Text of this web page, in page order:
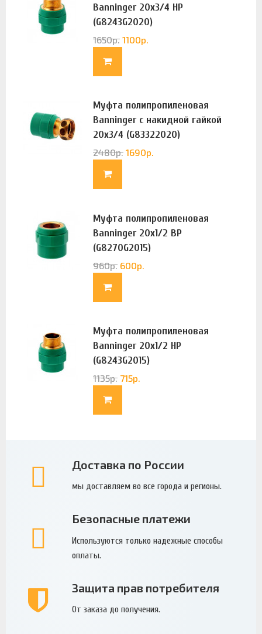
Banninger 20х3/4 НР
(G8243G2020)
1650р. 1100р.
Муфта полипропиленовая
Banninger с накидной гайкой
20х3/4 (G83322020)
2480р. 1690р.
Муфта полипропиленовая
Banninger 20х1/2 ВР
(G8270G2015)
960р. 600р.
Муфта полипропиленовая
Banninger 20х1/2 НР
(G8243G2015)
1135р. 715р.
Доставка по России
мы доставляем во все города и регионы.
Безопасные платежи
Используются только надежные способы
оплаты.
Защита прав потребителя
От заказа до получения.